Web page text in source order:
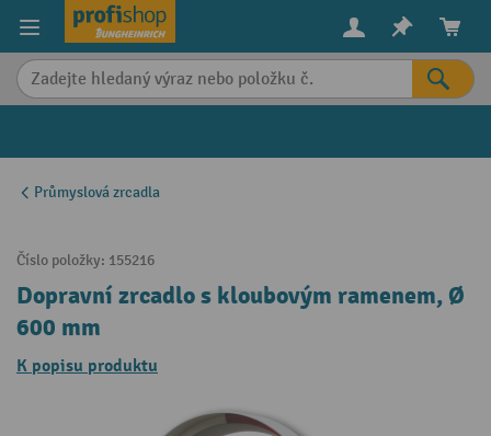
content
Průmyslová zrcadla
Číslo položky: 155216
Dopravní zrcadlo s kloubovým ramenem, Ø
600 mm
K popisu produktu